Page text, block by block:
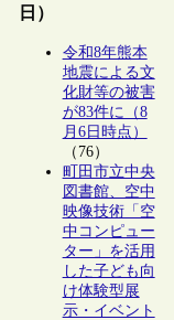
日）
令和8年熊本
地震による文
化財等の被害
が83件に（8
月6日時点）
（76）
町田市立中央
図書館、空中
映像技術「空
中コンピュー
ター」を活用
した子ども向
け体験型展
示・イベント